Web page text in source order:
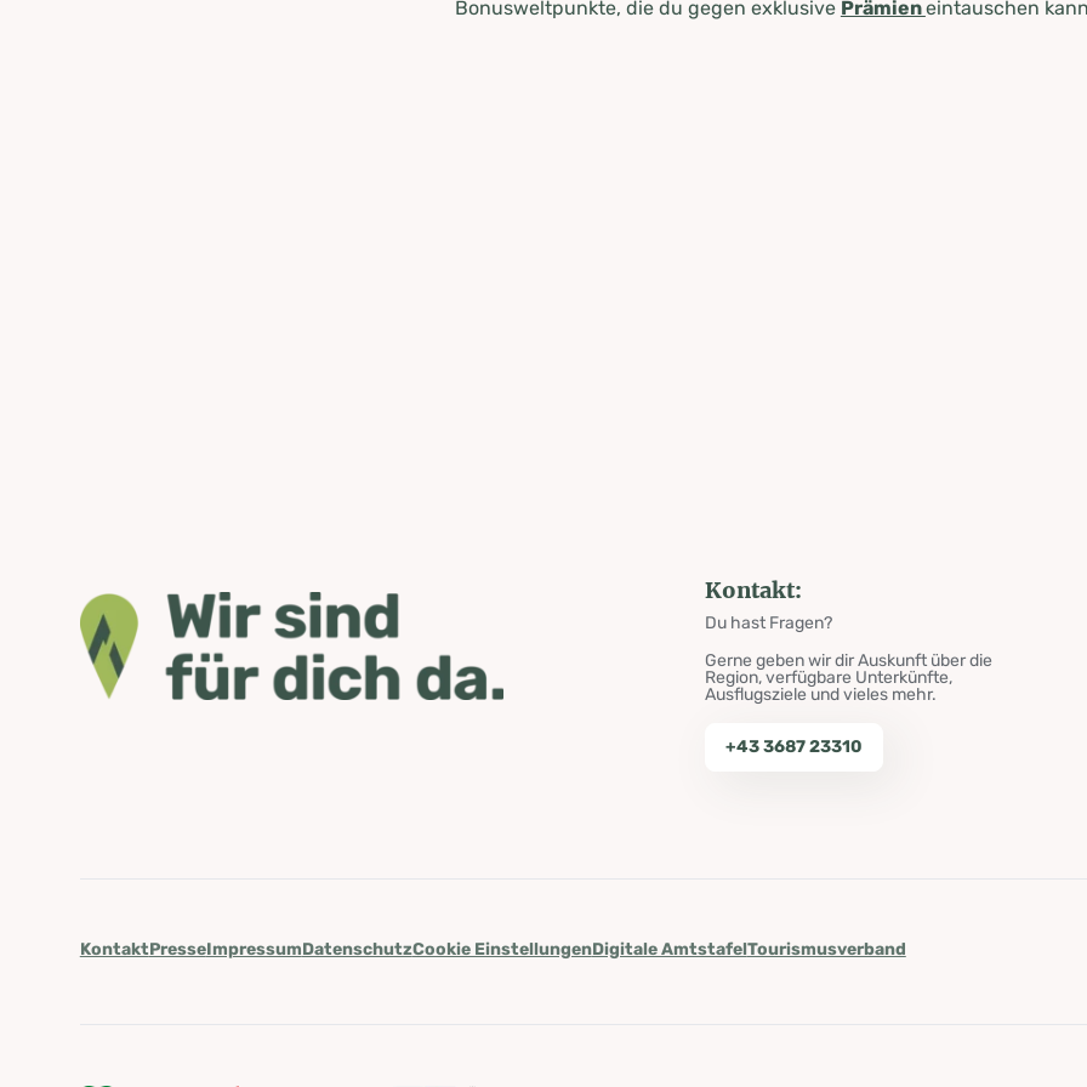
Bonusweltpunkte, die du gegen exklusive Prämieneintauschen
Kontakt:
Du hast Fragen?
Gerne geben wir dir Auskunft über die
Region, verfügbare Unterkünfte,
Ausflugsziele und vieles mehr.
+43 3687 23310
KontaktPresseImpressumDatenschutzCookie EinstellungenDigitale AmtstafelTourismusverband